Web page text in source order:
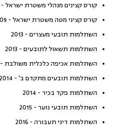
קורס קצינים מנהלי משטרת ישראל - 2009
קורס קציני מטה משטרת ישראל - 2009
השתלמות תובעי מעצרים - 2013
השתלמות תשאול לתובעים - 2013
השתלמות אכיפה כלכלית משולבת - 2014
השתלמות תובעים מתקדם ב' - 2014
השתלמות פקד בכיר - 2014
השתלמות תובעי נוער - 2015
השתלמות דיני תעבורה - 2016